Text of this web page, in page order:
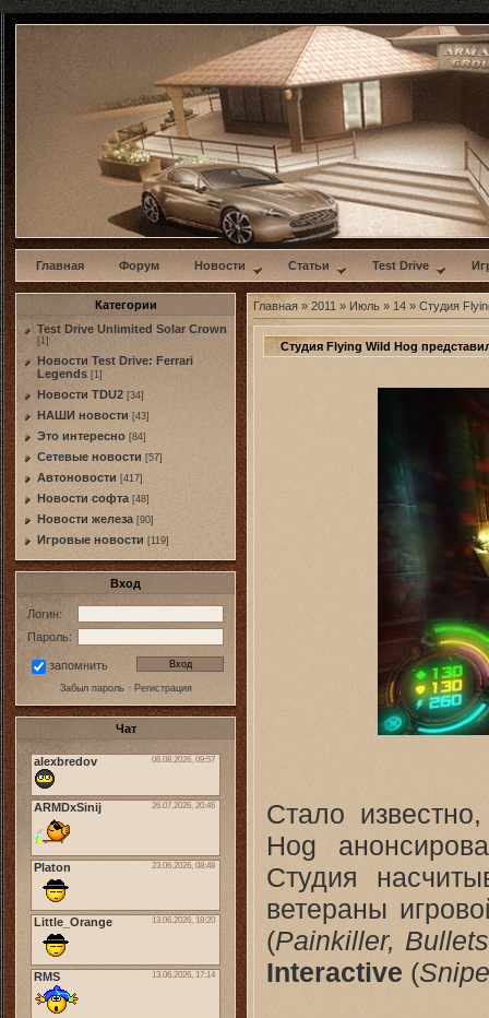
w
Главная Форум Новости Статьи Test Drive
Категории
Test Drive Unlimited Solar Crown
[1]
Новости Test Drive: Ferrari
Legends [1]
Новости TDU2 [34]
НАШИ новости [43]
Это интересно [84]
Сетевые новости [57]
Автоновости [417]
Новости софта [48]
Новоcти железа [90]
Игровые новости [119]
Вход
Логин:
Пароль:
запомнить
Забыл пароль· Регистрация
Чат
Главная » 2011 » Июль » 14 » Студия
Студия Flying Wild Hog
Стало
Hog
Студия
ветераны
(Painkiller,
Interactive (